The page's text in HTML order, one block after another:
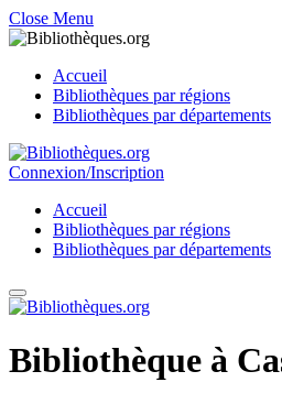
Close Menu
Accueil
Bibliothèques par régions
Bibliothèques par départements
Connexion/Inscription
Accueil
Bibliothèques par régions
Bibliothèques par départements
Bibliothèque à